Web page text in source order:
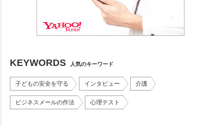
KEYWORDS 人気のキーワード
子どもの安全を守る インタビュー 介護
ビジネスメールの作法 心理テスト